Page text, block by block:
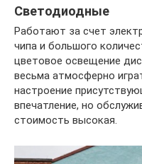
Светодиодные
Работают за счет
чипа и большого
цветовое освещение
весьма атмосферно
настроение
впечатление, но
стоимость высокая.